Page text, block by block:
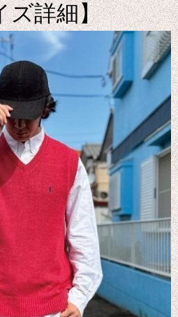
ズ詳細】